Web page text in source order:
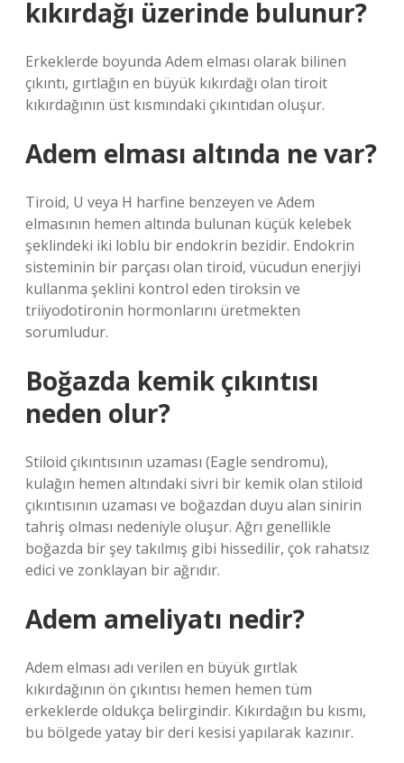
kıkırdağı üzerinde bulunur?
Erkeklerde boyunda Adem elması olarak bilinen
çıkıntı, gırtlağın en büyük kıkırdağı olan tiroit
kıkırdağının üst kısmındaki çıkıntıdan oluşur.
Adem elması altında ne var?
Tiroid, U veya H harfine benzeyen ve Adem
elmasının hemen altında bulunan küçük kelebek
şeklindeki iki loblu bir endokrin bezidir. Endokrin
sisteminin bir parçası olan tiroid, vücudun enerjiyi
kullanma şeklini kontrol eden tiroksin ve
triiyodotironin hormonlarını üretmekten
sorumludur.
Boğazda kemik çıkıntısı
neden olur?
Stiloid çıkıntısının uzaması (Eagle sendromu),
kulağın hemen altındaki sivri bir kemik olan stiloid
çıkıntısının uzaması ve boğazdan duyu alan sinirin
tahriş olması nedeniyle oluşur. Ağrı genellikle
boğazda bir şey takılmış gibi hissedilir, çok rahatsız
edici ve zonklayan bir ağrıdır.
Adem ameliyatı nedir?
Adem elması adı verilen en büyük gırtlak
kıkırdağının ön çıkıntısı hemen hemen tüm
erkeklerde oldukça belirgindir. Kıkırdağın bu kısmı,
bu bölgede yatay bir deri kesisi yapılarak kazınır.